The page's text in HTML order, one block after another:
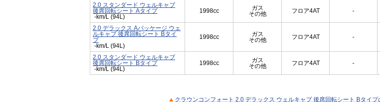
2.0 スタンダード ウェルキャブ
後席回転シート Aタイプ
-km/L (94L)
1998cc
ガス
その他
フロア4AT -
2.0 デラックス Aパッケージ ウェ
ルキャブ 後席回転シート Bタイ
プ
-km/L (94L)
1998cc
ガス
その他
フロア4AT -
2.0 スタンダード ウェルキャブ
後席回転シート Bタイプ
-km/L (94L)
1998cc
ガス
その他
フロア4AT -
クラウンコンフォート 2.0 デラックス ウェルキャブ 後席回転シート Bタイ